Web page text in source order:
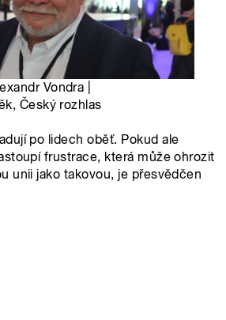
Vondra |
Český rozhlas
po lidech oběť. Pokud ale
frustrace, která může ohrozit
unii jako takovou, je přesvědčen